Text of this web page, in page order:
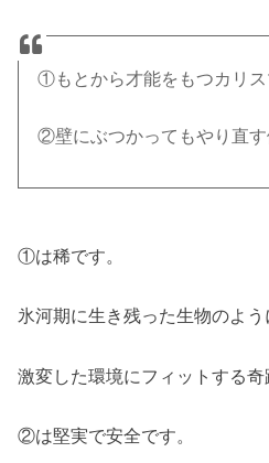
①もとから才能をもつカリス
②壁にぶつかってもやり直す
①は稀です。
氷河期に生き残った生物のよう
激変した環境にフィットする奇
②は堅実で安全です。